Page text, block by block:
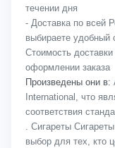
течении дня
- Доставка по всей
выбираете удобный
Стоимость
оформлении заказа
Произведены они в:
International, что
соответствия
. Сигареты
выбор для тех, кто